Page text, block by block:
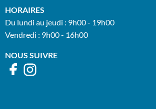
HORAIRES
Du lundi au jeudi : 9h00 - 19h00
Vendredi : 9h00 - 16h00
NOUS SUIVRE